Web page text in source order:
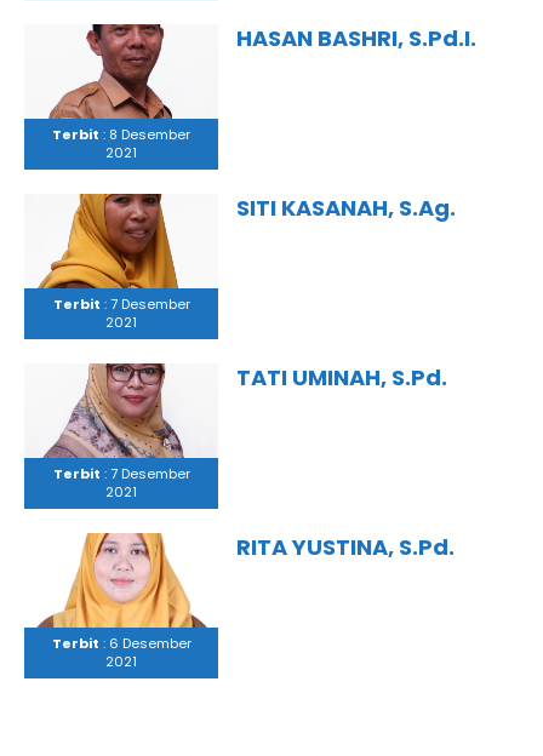
Terbit : 8 Desember
2021
HASAN BASHRI, S.Pd.I.
Terbit : 7 Desember
2021
SITI KASANAH, S.Ag.
Terbit : 7 Desember
2021
TATI UMINAH, S.Pd.
Terbit : 6 Desember
2021
RITA YUSTINA, S.Pd.